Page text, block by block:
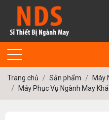
Trang chủ Sản phẩm
Máy
Máy Phục Vụ Ngành May